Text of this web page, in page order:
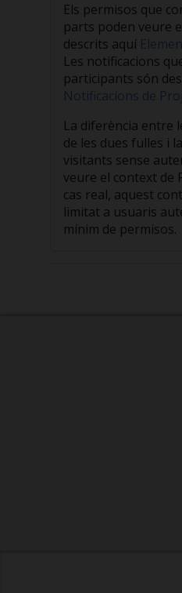
Els permisos que
parts poden veure
descrits aquí
Les notificacions
participants són
Notificacions de
La diferència entre
de les dues fulles i
visitants sense
veure el context de
cas real, aquest
limitat a usuaris
mínim de permisos.